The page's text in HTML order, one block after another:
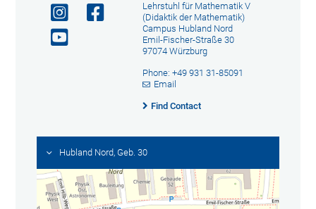
Lehrstuhl für Mathematik V
(Didaktik der Mathematik)
Campus Hubland Nord
Emil-Fischer-Straße 30
97074 Würzburg
Phone: +49 931 31-85091
Email
Find Contact
Hubland Nord, Geb. 30